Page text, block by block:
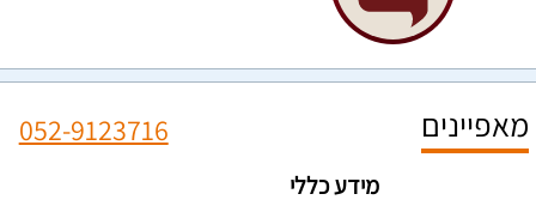
מאפיינים 052-9123716
מידע כללי